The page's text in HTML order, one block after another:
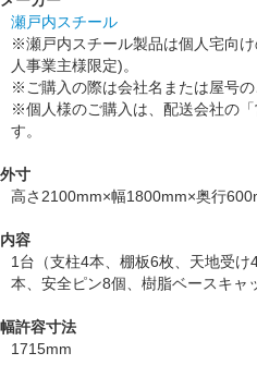
瀬戸内スチール
※瀬戸内スチール製品は個人宅向
人事業主様限定)。
※ご購入の際は会社名または屋号の
※個人様のご購入は、配送会社の
す。
外寸
高さ2100mm×幅1800mm×奥行
内容
1台（支柱4本、棚板6枚、天地受
本、安全ピン8個、樹脂ベースキャ
幅許容寸法
1715mm